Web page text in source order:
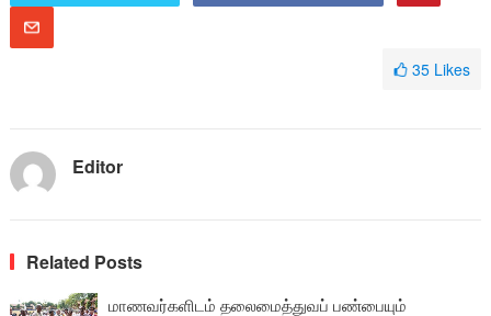
35 Likes
Editor
Related Posts
மாணவர்களிடம் தலைமைத்துவப் பண்பையும்